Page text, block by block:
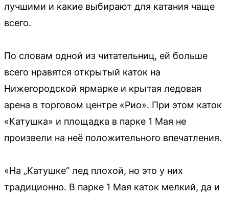
лучшими и какие выбирают для катания чаще
всего.
По словам одной из читательниц, ей больше
всего нравятся открытый каток на
Нижегородской ярмарке и крытая ледовая
арена в торговом центре «Рио». При этом каток
«Катушка» и площадка в парке 1 Мая не
произвели на неё положительного впечатления.
«На „Катушке“ лед плохой, но это у них
традиционно. В парке 1 Мая каток мелкий, да и